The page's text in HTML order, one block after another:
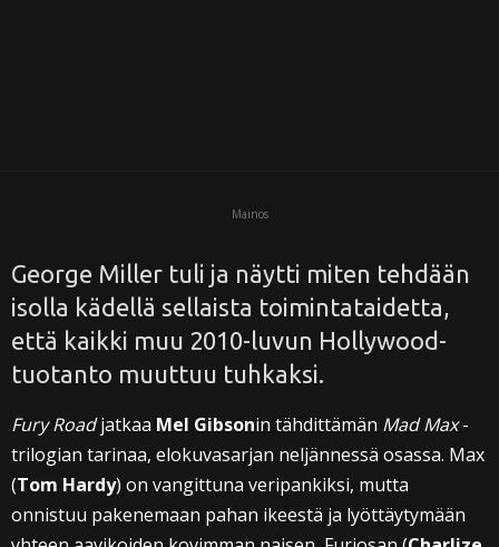
Mainos
George Miller tuli ja näytti miten tehdään
isolla kädellä sellaista toimintataidetta,
että kaikki muu 2010-luvun Hollywood-
tuotanto muuttuu tuhkaksi.
Fury Roadjatkaa Mel Gibsonin tähdittämän Mad Max-
trilogian tarinaa, elokuvasarjan neljännessä osassa. Max
(Tom Hardy) on vangittuna veripankiksi, mutta
onnistuu pakenemaan pahan ikeestä ja lyöttäytymään